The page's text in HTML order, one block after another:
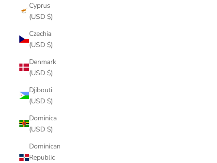
Cyprus
(USD $)
Czechia
(USD $)
Denmark
(USD $)
Djibouti
(USD $)
Dominica
(USD $)
Dominican
Republic